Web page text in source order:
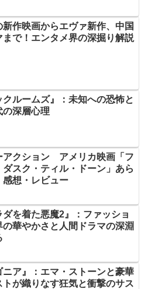
新作映画からエヴァ新作、中国
まで！エンタメ界の深掘り解説
クルームズ』：未知への恐怖と
の深層心理
アクション アメリカ映画「フ
ダスク・ティル・ドーン」あら
感想・レビュー
ダを着た悪魔2』：ファッショ
の華やかさと人間ドラマの深淵
ニア』：エマ・ストーンと豪華
トが織りなす狂気と衝撃のサス